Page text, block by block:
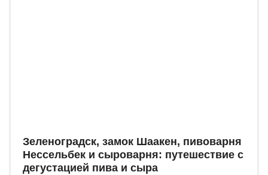
Зеленоградск, замок Шаакен, пивоварня
Нессельбек и сыроварня: путешествие с
дегустацией пива и сыра